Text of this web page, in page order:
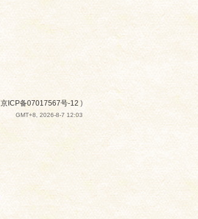
京ICP备07017567号-12 )
GMT+8, 2026-8-7 12:03